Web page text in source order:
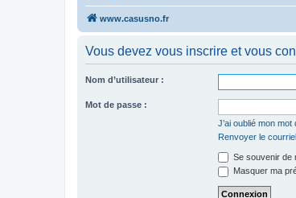
www.casusno.fr
Vous devez vous inscrire et vous
Nom d’utilisateur :
Mot de passe :
J’ai oublié mon mot
Renvoyer le
Se souvenir de
Masquer ma